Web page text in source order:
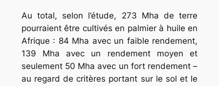
Au total, selon l’étude, 273 Mha de terre
pourraient être cultivés en palmier à huile en
Afrique : 84 Mha avec un faible rendement,
139 Mha avec un rendement moyen et
seulement 50 Mha avec un fort rendement –
au regard de critères portant sur le sol et le